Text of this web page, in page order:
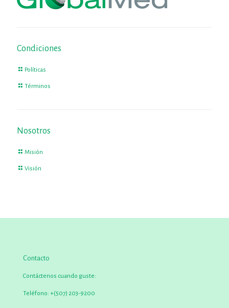
Condiciones
Políticas
Términos
Nosotros
Misión
Visión
Contacto
Contáctenos cuando guste:
Teléfono: +(507) 203-9200